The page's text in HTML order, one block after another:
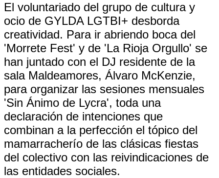
El voluntariado del grupo de cultura y
ocio de GYLDA LGTBI+ desborda
creatividad. Para ir abriendo boca del
'Morrete Fest' y de 'La Rioja Orgullo' se
han juntado con el DJ residente de la
sala Maldeamores, Álvaro McKenzie,
para organizar las sesiones mensuales
'Sin Ánimo de Lycra', toda una
declaración de intenciones que
combinan a la perfección el tópico del
mamarracherío de las clásicas fiestas
del colectivo con las reivindicaciones de
las entidades sociales.